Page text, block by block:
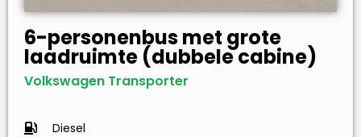
6-personenbus met grote
laadruimte (dubbele cabine)
Volkswagen Transporter
Diesel